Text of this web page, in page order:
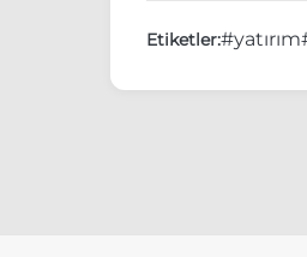
Etiketler:#yatırım